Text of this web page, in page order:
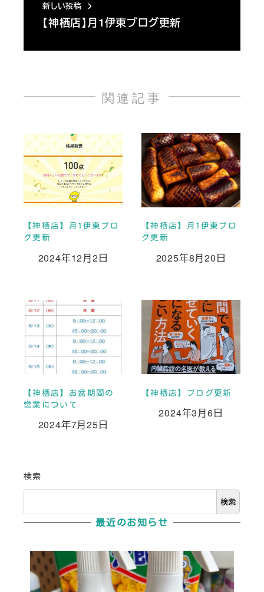
新しい投稿
【神栖店】月1伊東ブログ更新
関連記事
【神栖店】月1伊東ブロ
グ更新
投稿日
2024年12月2日
【神栖店】月1伊東ブロ
グ更新
投稿日
2025年8月20日
【神栖店】お盆期間の
営業について
投稿日
2024年7月25日
【神栖店】ブログ更新
投稿日
2024年3月6日
検索
検索
最近のお知らせ